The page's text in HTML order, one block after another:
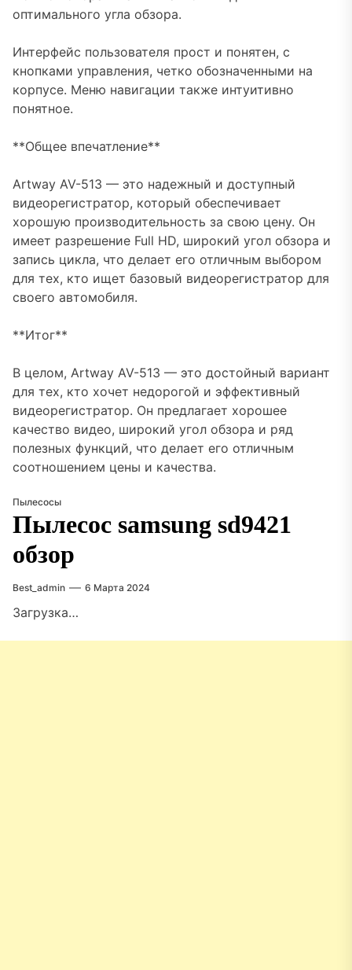
оптимального угла обзора.
Интерфейс пользователя прост и понятен, с
кнопками управления, четко обозначенными на
корпусе. Меню навигации также интуитивно
понятное.
**Общее впечатление**
Artway AV-513 — это надежный и доступный
видеорегистратор, который обеспечивает
хорошую производительность за свою цену. Он
имеет разрешение Full HD, широкий угол обзора и
запись цикла, что делает его отличным выбором
для тех, кто ищет базовый видеорегистратор для
своего автомобиля.
**Итог**
В целом, Artway AV-513 — это достойный вариант
для тех, кто хочет недорогой и эффективный
видеорегистратор. Он предлагает хорошее
качество видео, широкий угол обзора и ряд
полезных функций, что делает его отличным
соотношением цены и качества.
Пылесосы
Пылесос samsung sd9421
обзор
Best_admin 6 Марта 2024
Загрузка…